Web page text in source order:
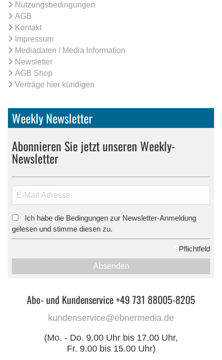
Nutzungsbedingungen
AGB
Kontakt
Impressum
Mediadaten / Media Information
Newsletter
AGB Shop
Verträge hier kündigen
Weekly Newsletter
Abonnieren Sie jetzt unseren Weekly-
Newsletter
Ich habe die Bedingungen zur Newsletter-Anmeldung
gelesen und stimme diesen zu.
Pflichtfeld
Absenden
Abo- und Kundenservice +49 731 88005-8205
kundenservice@ebnermedia.de
(Mo. - Do. 9.00 Uhr bis 17.00 Uhr,
Fr. 9.00 bis 15.00 Uhr)